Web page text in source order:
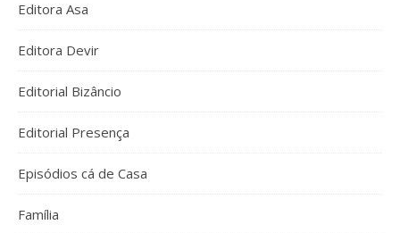
Editora Asa
Editora Devir
Editorial Bizâncio
Editorial Presença
Episódios cá de Casa
Família